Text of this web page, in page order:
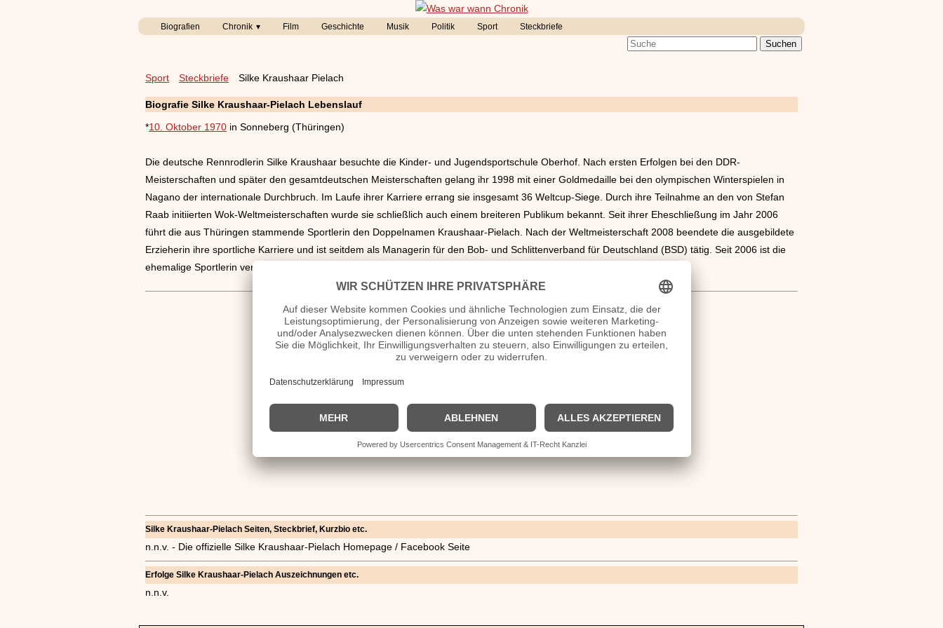
Biografien Chronik Film Geschichte Musik Politik Sport Steckbriefe
Sport Steckbriefe Silke Kraushaar Pielach
Biografie Silke Kraushaar-Pielach Lebenslauf
*10. Oktober 1970 in Sonneberg (Thüringen)
Die deutsche Rennrodlerin Silke Kraushaar besuchte die Kinder- und Jugendsportschule Oberhof. Nach ersten Erfolgen bei den DDR-
Meisterschaften und später den gesamtdeutschen Meisterschaften gelang ihr 1998 mit einer Goldmedaille bei den olympischen Winterspielen in
Nagano der internationale Durchbruch. Im Laufe ihrer Karriere errang sie insgesamt 36 Weltcup-Siege. Durch ihre Teilnahme an den von Stefan
Raab initiierten Wok-Weltmeisterschaften wurde sie schließlich auch einem breiteren Publikum bekannt. Seit ihrer Eheschließung im Jahr 2006
führt die aus Thüringen stammende Sportlerin den Doppelnamen Kraushaar-Pielach. Nach der Weltmeisterschaft 2008 beendete die ausgebildete
Erzieherin ihre sportliche Karriere und ist seitdem als Managerin für den Bob- und Schlittenverband für Deutschland (BSD) tätig. Seit 2006 ist die
ehemalige Sportlerin verheiratet.
Silke Kraushaar-Pielach Seiten, Steckbrief, Kurzbio etc.
n.n.v. - Die offizielle Silke Kraushaar-Pielach Homepage / Facebook Seite
Erfolge Silke Kraushaar-Pielach Auszeichnungen etc.
n.n.v.